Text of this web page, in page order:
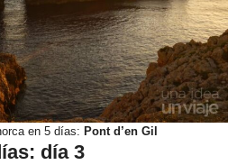
en 5 días: Pont d’en Gil
día 3